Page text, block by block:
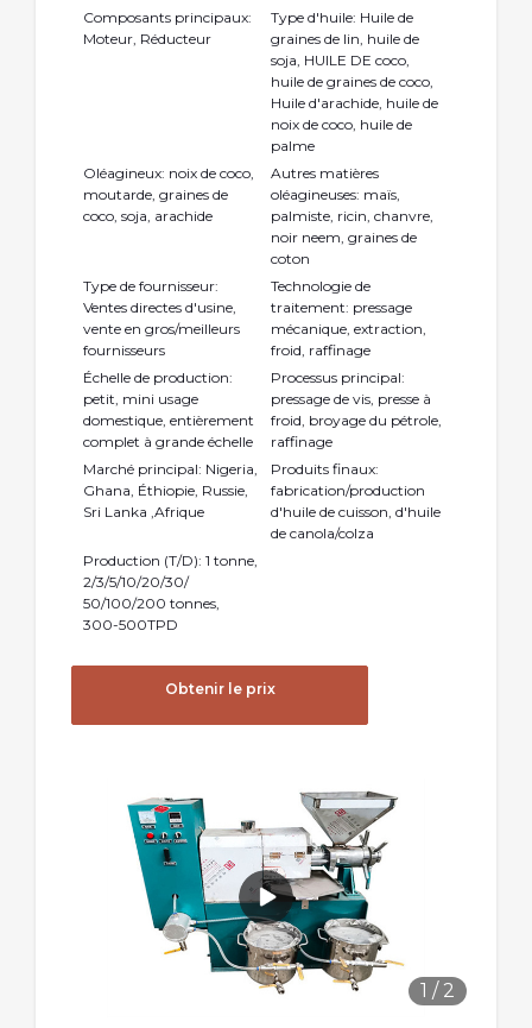
Composants principaux:
Moteur, Réducteur
Type d'huile: Huile de
graines de lin, huile de
soja, HUILE DE coco,
huile de graines de coco,
Huile d'arachide, huile de
noix de coco, huile de
palme
Oléagineux: noix de coco,
moutarde, graines de
coco, soja, arachide
Autres matières
oléagineuses: maïs,
palmiste, ricin, chanvre,
noir neem, graines de
coton
Type de fournisseur:
Ventes directes d'usine,
vente en gros/meilleurs
fournisseurs
Technologie de
traitement: pressage
mécanique, extraction,
froid, raffinage
Échelle de production:
petit, mini usage
domestique, entièrement
complet à grande échelle
Processus principal:
pressage de vis, presse à
froid, broyage du pétrole,
raffinage
Marché principal: Nigeria,
Ghana, Éthiopie, Russie,
Sri Lanka ,Afrique
Produits finaux:
fabrication/production
d'huile de cuisson, d'huile
de canola/colza
Production (T/D): 1 tonne,
2/3/5/10/20/30/
50/100/200 tonnes,
300-500TPD
Obtenir le prix
1 / 2